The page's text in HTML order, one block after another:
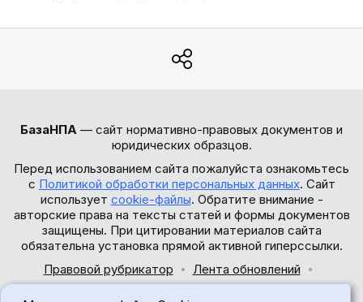
БазаНПА — сайт нормативно-правовых документов и
юридических образцов.
Перед использованием сайта пожалуйста ознакомьтесь
с Политикой обработки персональных данных. Сайт
использует cookie-файлы. Обратите внимание -
авторские права на тексты статей и формы документов
защищены. При цитировании материалов сайта
обязательна установка прямой активной гиперссылки.
Правовой рубрикатор
Лента обновлений